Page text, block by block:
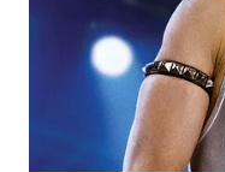
BOROBUDUR